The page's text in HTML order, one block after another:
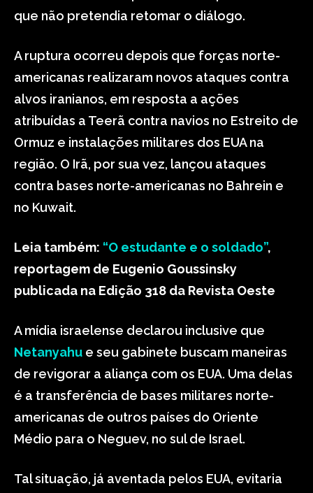
que não pretendia retomar o diálogo.
A ruptura ocorreu depois que forças norte-
americanas realizaram novos ataques contra
alvos iranianos, em resposta a ações
atribuídas a Teerã contra navios no Estreito de
Ormuz e instalações militares dos EUA na
região. O Irã, por sua vez, lançou ataques
contra bases norte-americanas no Bahrein e
no Kuwait.
Leia também: “O estudante e o soldado”,
reportagem de Eugenio Goussinsky
publicada na Edição 318 da Revista Oeste
A mídia israelense declarou inclusive que
Netanyahu e seu gabinete buscam maneiras
de revigorar a aliança com os EUA. Uma delas
é a transferência de bases militares norte-
americanas de outros países do Oriente
Médio para o Neguev, no sul de Israel.
Tal situação, já aventada pelos EUA, evitaria